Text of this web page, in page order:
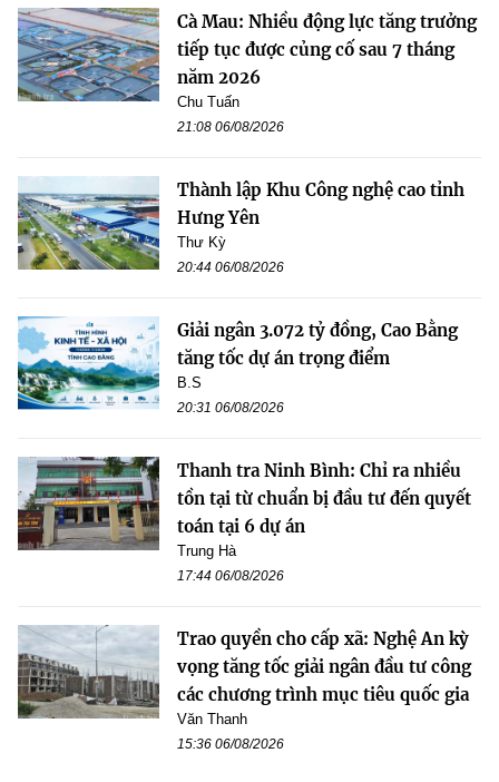
Cà Mau: Nhiều động lực tăng trưởng
tiếp tục được củng cố sau 7 tháng
năm 2026
Chu Tuấn
21:08 06/08/2026
Thành lập Khu Công nghệ cao tỉnh
Hưng Yên
Thư Kỳ
20:44 06/08/2026
Giải ngân 3.072 tỷ đồng, Cao Bằng
tăng tốc dự án trọng điểm
B.S
20:31 06/08/2026
Thanh tra Ninh Bình: Chỉ ra nhiều
tồn tại từ chuẩn bị đầu tư đến quyết
toán tại 6 dự án
Trung Hà
17:44 06/08/2026
Trao quyền cho cấp xã: Nghệ An kỳ
vọng tăng tốc giải ngân đầu tư công
các chương trình mục tiêu quốc gia
Văn Thanh
15:36 06/08/2026